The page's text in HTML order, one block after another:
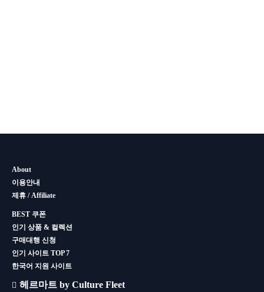
About
이용안내
제휴 / Affiliate
BEST 쿠폰
인기 상품 & 컬렉션
구매대행 신청
인기 사이트 TOP 7
한국어 지원 사이트
헤르마트 by Culture Fleet